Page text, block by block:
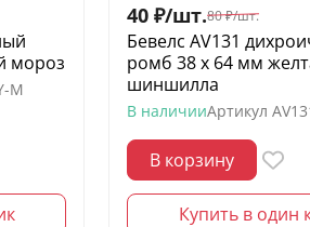
мороз
M
40 ₽/шт.80 ₽/шт.
Бевелс AV131
ромб 38 х 64 мм
шиншилла
В наличииАртикул
В корзину
Купить в один